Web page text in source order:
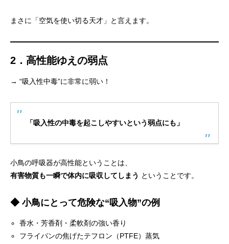
まさに「空気を使い切る天才」と言えます。
2．高性能ゆえの弱点
→ “吸入性中毒”に非常に弱い！
「吸入性の中毒を起こしやすいという弱点にも」
小鳥の呼吸器が高性能ということは、
有害物質も一瞬で体内に吸収してしまう ということです。
◆ 小鳥にとって危険な“吸入物”の例
香水・芳香剤・柔軟剤の強い香り
フライパンの焦げたテフロン（PTFE）蒸気